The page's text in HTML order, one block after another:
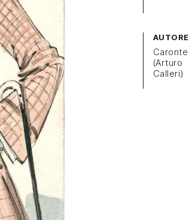
AUTORE
Caronte
(Arturo
Calleri)